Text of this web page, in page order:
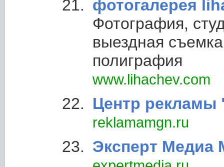
фотогалерея
Фотография,
выездная
полиграфия
www.lihachev.com
Центр
reklamamgn.ru
Эксперт Медиа